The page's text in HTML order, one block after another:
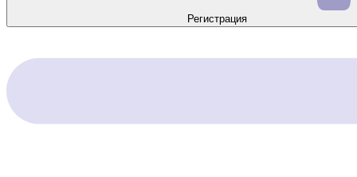
Регистрация